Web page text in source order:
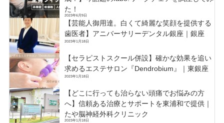
た！
2023年6月9日
【芸能人御用達。白くて綺麗な笑顔を提供する
歯医者】アニバーサリーデンタル銀座｜銀座
2023年1月18日
【セラピストスクール併設】確かな効果を追い
求めるエステサロン『Dendrobium』｜東銀座
2023年1月18日
【どこに行っても治らない頭痛でお悩みの方
へ】信頼ある治療とサポートを東浦和で提供｜
たや脳神経外科クリニック
2023年1月18日